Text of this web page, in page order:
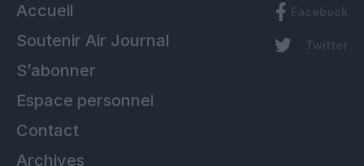
Accueil
Soutenir Air Journal
S’abonner
Espace personnel
Contact
Archives